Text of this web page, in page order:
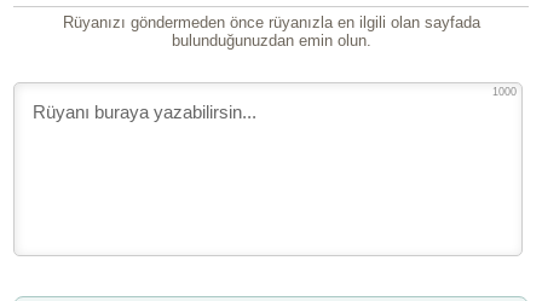
Rüyanızı göndermeden önce rüyanızla en ilgili olan sayfada
bulunduğunuzdan emin olun.
1000